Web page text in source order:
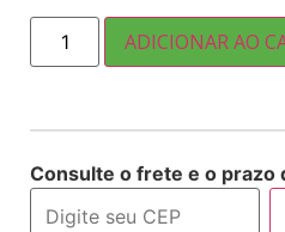
ADICIONAR AO
Consulte o frete e o prazo